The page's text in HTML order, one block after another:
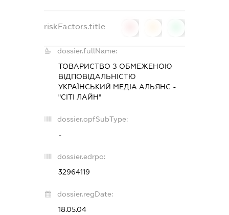
riskFactors.title
dossier.fullName:
ТОВАРИСТВО З ОБМЕЖЕНОЮ
ВІДПОВІДАЛЬНІСТЮ
УКРАЇНСЬКИЙ МЕДІА АЛЬЯНС -
"СІТІ ЛАЙН"
dossier.opfSubType:
-
dossier.edrpo:
32964119
dossier.regDate:
18.05.04